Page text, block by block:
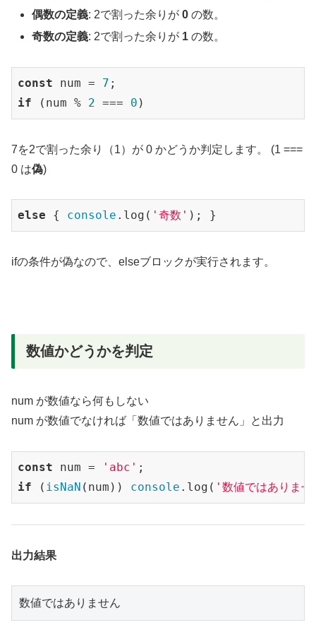
偶数の定義: 2で割った余りが0 の数。
奇数の定義: 2で割った余りが 1 の数。
const num = 7
if (num % 2 === 0 )
7を2で割った余り（1）が 0 かどうか判定します。 (1 ===
0 は偽)
else { console .log( '奇数' ); }
ifの条件が偽なので、elseブロックが実行されます。
数値かどうかを判定
num が数値なら何もしない
num が数値でなければ「数値ではありません」と出力
const num = 'abc'
if ( isNaN (num)) console .log( '数値ではありま
出力結果
数値ではありません